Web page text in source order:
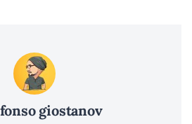
giostanov